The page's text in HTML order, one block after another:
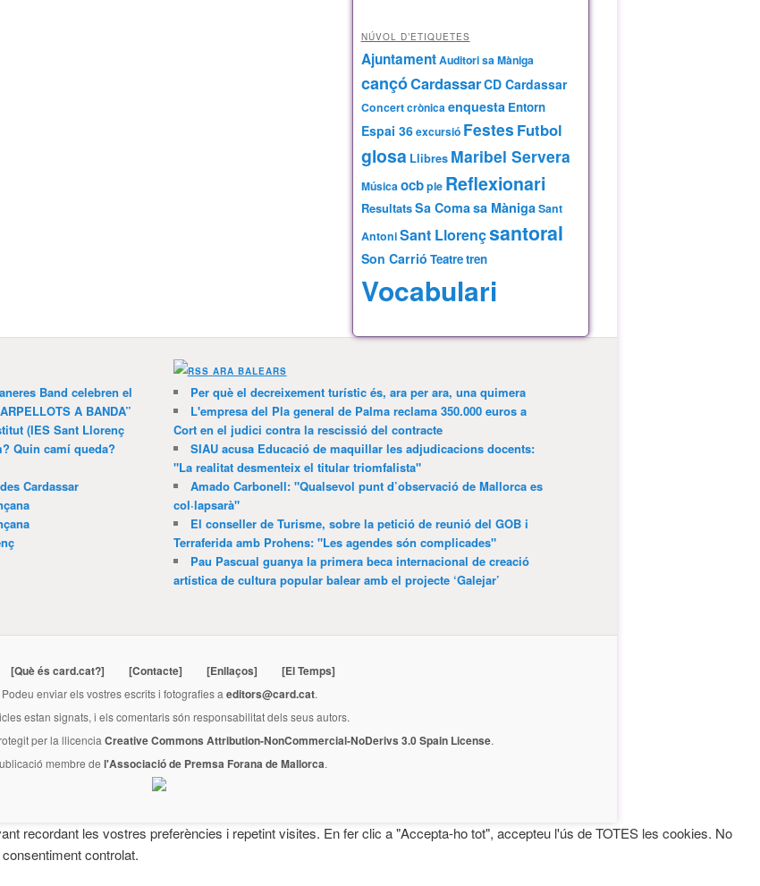
NÚVOL D’ETIQUETES
AjuntamentAuditori sa Màniga
cançóCardassarCD Cardassar
Concertcrònicaenquesta Entorn
Espai 36excursió Festes Futbol
glosa Llibres Maribel Servera
Músicaocbple Reflexionari
ResultatsSa Comasa MànigaSant
AntoniSant Llorençsantoral
Son Carrió Teatretren
Vocabulari
Band celebren el
A BANDA”
(IES Sant Llorenç
Quin camí queda?
Cardassar
ARA BALEARS
Per què el decreixement turístic és, ara per ara, una quimera
L'empresa del Pla general de Palma reclama 350.000 euros a
Cort en el judici contra la rescissió del contracte
SIAU acusa Educació de maquillar les adjudicacions docents:
"La realitat desmenteix el titular triomfalista"
Amado Carbonell: "Qualsevol punt d’observació de Mallorca es
col·lapsarà"
El conseller de Turisme, sobre la petició de reunió del GOB i
Terraferida amb Prohens: "Les agendes són complicades"
Pau Pascual guanya la primera beca internacional de creació
artística de cultura popular balear amb el projecte ‘Galejar’
[Què és card.cat?] [Contacte] [Enllaços] [El Temps]
Podeu enviar els vostres escrits i fotografies a editors@card.cat.
estan signats, i els comentaris són responsabilitat dels seus autors.
per la llicencia Creative Commons Attribution-NonCommercial-NoDerivs 3.0 Spain License.
membre de l'Associació de Premsa Forana de Mallorca.
recordant les vostres preferències i repetint visites. En fer clic a "Accepta-ho tot", accepteu l'ús de TOTES les cookies. No
controlat.